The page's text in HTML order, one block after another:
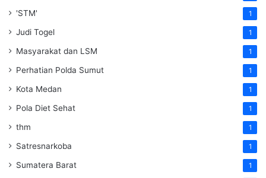
'STM' 1
Judi Togel 1
Masyarakat dan LSM 1
Perhatian Polda Sumut 1
Kota Medan 1
Pola Diet Sehat 1
thm 1
Satresnarkoba 1
Sumatera Barat 1